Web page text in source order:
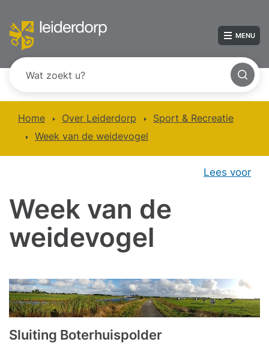
MENU
Home Over Leiderdorp
Sport & Recreatie
Week van de weidevogel
Lees voor
Week van de
weidevogel
Sluiting Boterhuispolder